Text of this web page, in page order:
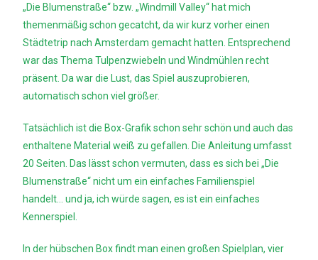
„Die Blumenstraße“ bzw. „Windmill Valley“ hat mich
themenmäßig schon gecatcht, da wir kurz vorher einen
Städtetrip nach Amsterdam gemacht hatten. Entsprechend
war das Thema Tulpenzwiebeln und Windmühlen recht
präsent. Da war die Lust, das Spiel auszuprobieren,
automatisch schon viel größer.
Tatsächlich ist die Box-Grafik schon sehr schön und auch das
enthaltene Material weiß zu gefallen. Die Anleitung umfasst
20 Seiten. Das lässt schon vermuten, dass es sich bei „Die
Blumenstraße“ nicht um ein einfaches Familienspiel
handelt… und ja, ich würde sagen, es ist ein einfaches
Kennerspiel.
In der hübschen Box findt man einen großen Spielplan, vier